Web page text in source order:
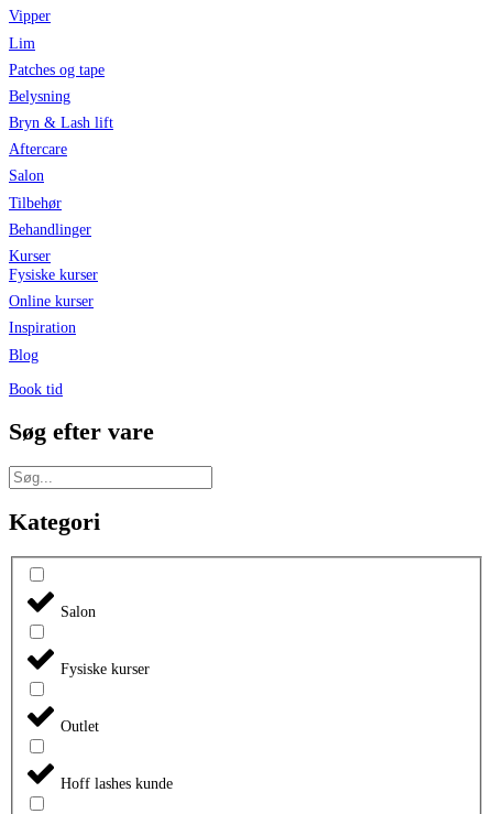
Vipper
Lim
Patches og tape
Belysning
Bryn & Lash lift
Aftercare
Salon
Tilbehør
Behandlinger
Kurser
Fysiske kurser
Online kurser
Inspiration
Blog
Book tid
Søg efter vare
Kategori
Salon
Fysiske kurser
Outlet
Hoff lashes kunde